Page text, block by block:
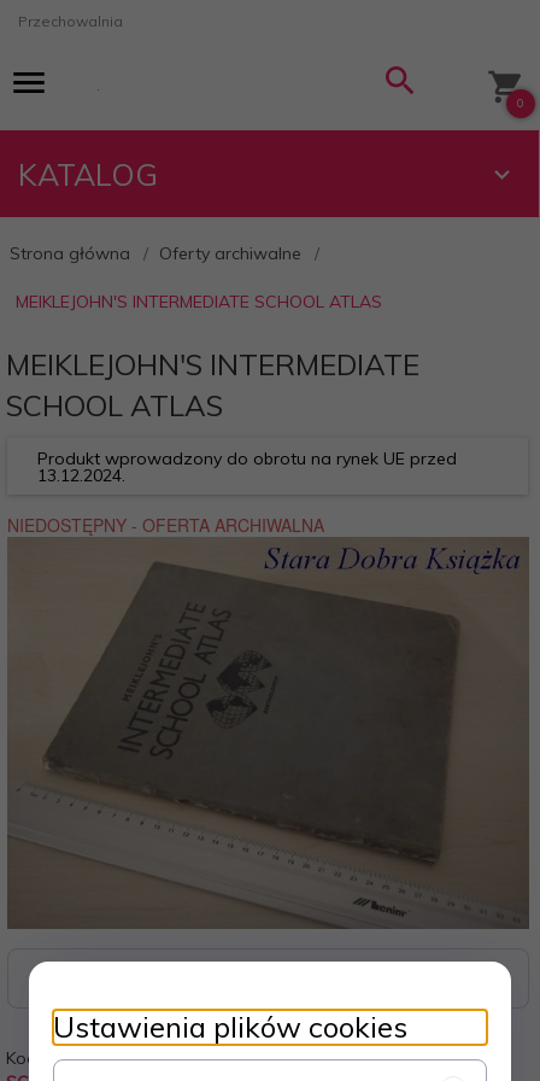
Przechowalnia
0
KATALOG
Strona główna Oferty archiwalne
MEIKLEJOHN'S INTERMEDIATE SCHOOL ATLAS
MEIKLEJOHN'S INTERMEDIATE
SCHOOL ATLAS
Produkt wprowadzony do obrotu na rynek UE przed
13.12.2024.
Zasoby dotyczące bezpieczeństwa i produktów
Kod:
Waga:
Ustawienia plików cookies